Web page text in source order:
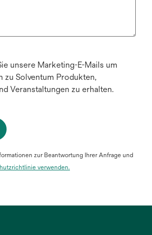
unsere Marketing-E-Mails um
zu Solventum Produkten,
Veranstaltungen zu erhalten.
zur Beantwortung Ihrer Anfrage und
verwenden.